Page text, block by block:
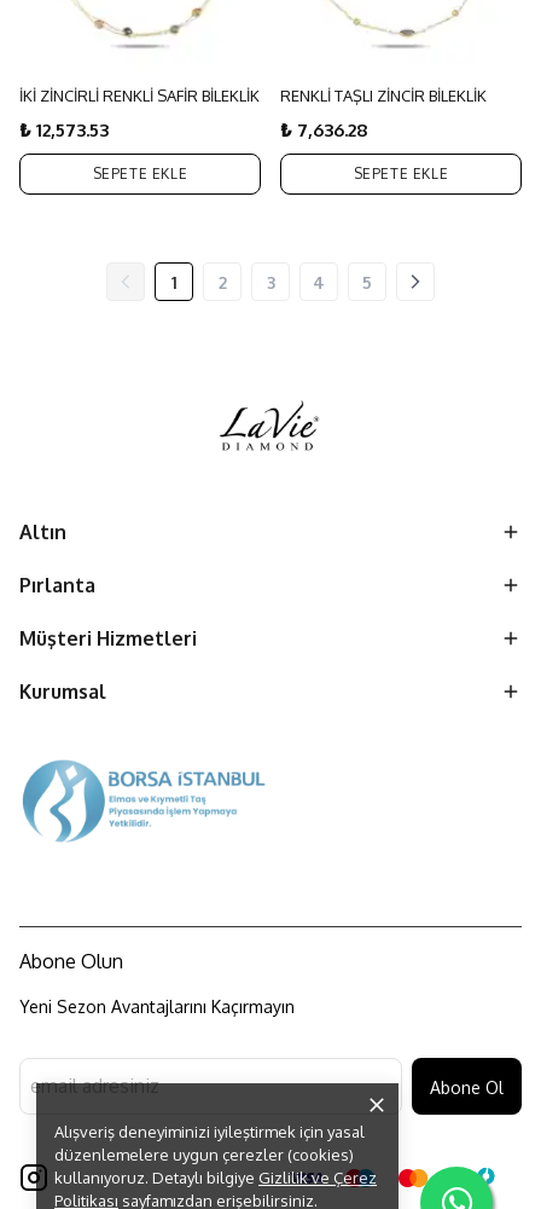
Alışveriş deneyiminizi iyileştirmek için yasal
düzenlemelere uygun çerezler (cookies)
kullanıyoruz. Detaylı bilgiye Gizlilik ve Çerez
Politikası sayfamızdan erişebilirsiniz.
İKİ ZİNCİRLİ RENKLİ SAFİR BİLEKLİK
₺ 12,573.53
SEPETE EKLE
RENKLİ TAŞLI ZİNCİR BİLEKLİK
₺ 7,636.28
SEPETE EKLE
1 2 3 4 5
Altın
Pırlanta
Müşteri Hizmetleri
Kurumsal
Abone Olun
Yeni Sezon Avantajlarını Kaçırmayın
Abone Ol